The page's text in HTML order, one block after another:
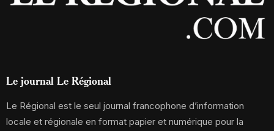
Le journal Le Régional
Le Régional est le seul journal francophone d’information
locale et régionale en format papier et numérique pour la